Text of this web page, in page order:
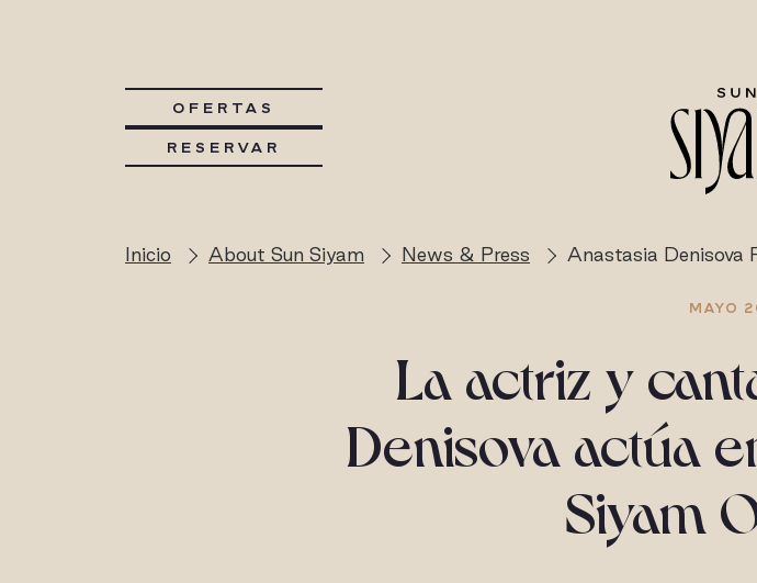
OFERTAS
RESERVAR
Inicio About Sun Siyam News & Press Anastasia Denisova
MAYO
La actriz y
Denisova actúa
Siyam